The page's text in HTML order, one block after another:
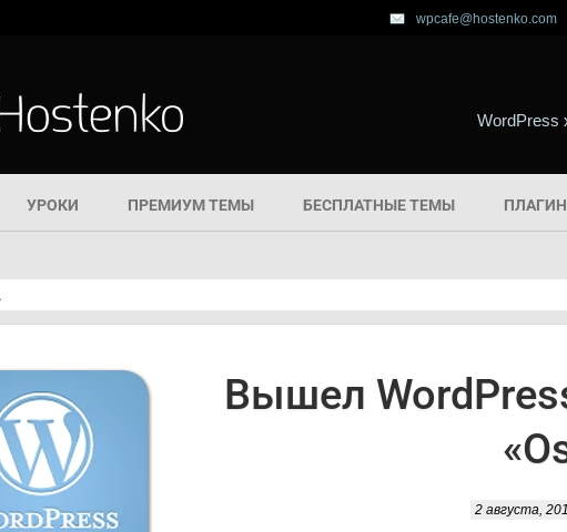
wpcafe@hostenko.com
WordPress
УРОКИ ПРЕМИУМ ТЕМЫ БЕСПЛАТНЫЕ ТЕМЫ
Вышел
2 августа,